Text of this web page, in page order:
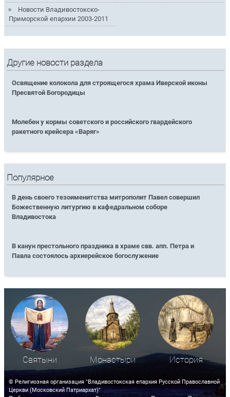
Новости Владивостокско-
Приморской епархии 2003-2011
Другие новости раздела
Освящение колокола для строящегося храма Иверской иконы
Пресвятой Богородицы
Молебен у кормы советского и российского гвардейского
ракетного крейсера «Варяг»
Популярное
В день своего тезоименитства митрополит Павел совершил
Божественную литургию в кафедральном соборе
Владивостока
В канун престольного праздника в храме свв. апп. Петра и
Павла состоялось архиерейское богослужение
Святыни Монастыри История
© Религиозная организация "Владивостокская епархия Русской Православной
Церкви (Московский Патриархат)"